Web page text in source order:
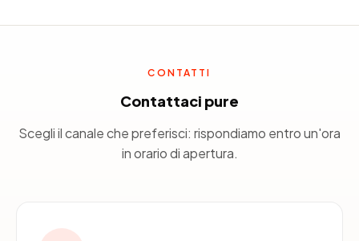
CONTATTI
Contattaci pure
Scegli il canale che preferisci: rispondiamo entro un'ora
in orario di apertura.